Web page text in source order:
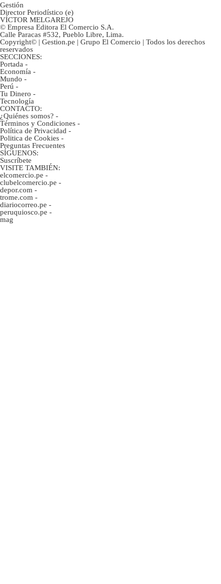
Gestión
Director Periodístico (e)
VÍCTOR MELGAREJO
© Empresa Editora El Comercio S.A.
Calle Paracas #532, Pueblo Libre, Lima.
Copyright© | Gestion.pe | Grupo El Comercio | Todos los derechos
reservados
SECCIONES:
Portada -
Economía -
Mundo -
Perú -
Tu Dinero -
Tecnología
CONTACTO:
¿Quiénes somos? -
Términos y Condiciones -
Política de Privacidad -
Politica de Cookies -
Preguntas Frecuentes
SÍGUENOS:
Suscríbete
VISITE TAMBIÉN:
elcomercio.pe -
clubelcomercio.pe -
depor.com -
trome.com -
diariocorreo.pe -
peruquiosco.pe -
mag